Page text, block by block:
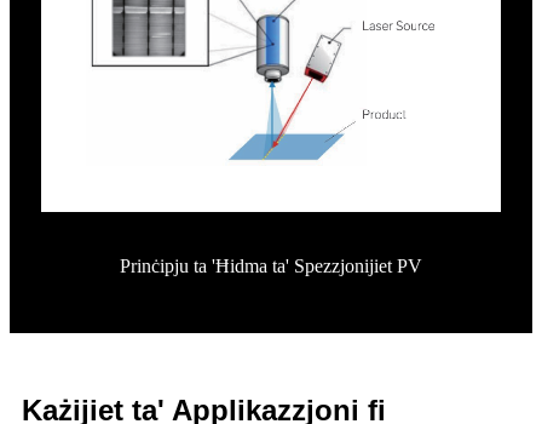
Prinċipju ta 'Ħidma ta' Spezzjonijiet PV
Każijiet ta' Applikazzjoni fi